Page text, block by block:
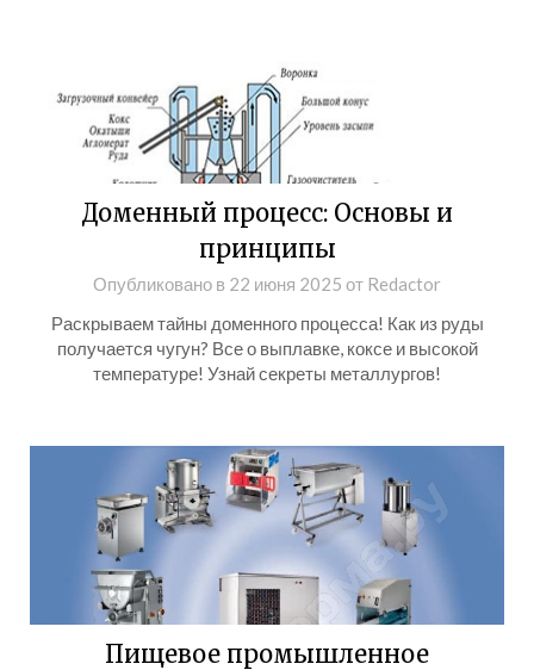
Доменный процесс: Основы и
принципы
Опубликовано в 22 июня 2025 от Redactor
Раскрываем тайны доменного процесса! Как из руды
получается чугун? Все о выплавке, коксе и высокой
температуре! Узнай секреты металлургов!
Пищевое промышленное